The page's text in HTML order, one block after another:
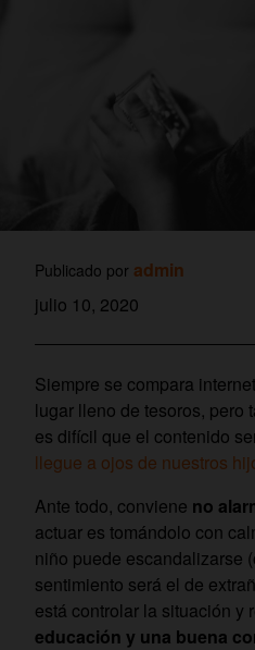
Publicado por admin
julio 10, 2020
Siempre se compara
lugar lleno de tesoros, pero
es difícil que el contenido
llegue a ojos de nuestros
Ante todo, conviene no
actuar es tomándolo con
niño puede escandalizarse
sentimiento será el de
está controlar la situación y
educación y una buena